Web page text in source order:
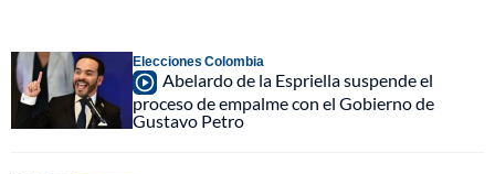
Elecciones Colombia
Abelardo de la Espriella suspende el
proceso de empalme con el Gobierno de
Gustavo Petro